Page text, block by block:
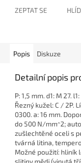
ZEPTAT SE
Popis Diskuze
Detailní popis
P: 1,5 mm. d1: M 27.
Řezný kužel: C / 2P.
0300. a: 16 mm.
do 500 N/mm^2;
zušlechtěné oceli s
tvárná litina,
Možné použití: hliník